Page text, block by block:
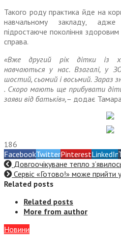
Такого роду практика йде на
навчальному закладу, адже
підростаюче покоління
справа.
«Вже другий рік дітки із
навчаються у нас. Взагалі,
шостий, сьомий і восьмий. Зараз
. Скоро мають ще прибувати
заяви від батьків»,– додає
186
FacebookTwitterPinterestLinkedIn
Довгоочікуване тепло
Сервіс «Готово!» може прийти
Related posts
Related posts
More from author
Новини